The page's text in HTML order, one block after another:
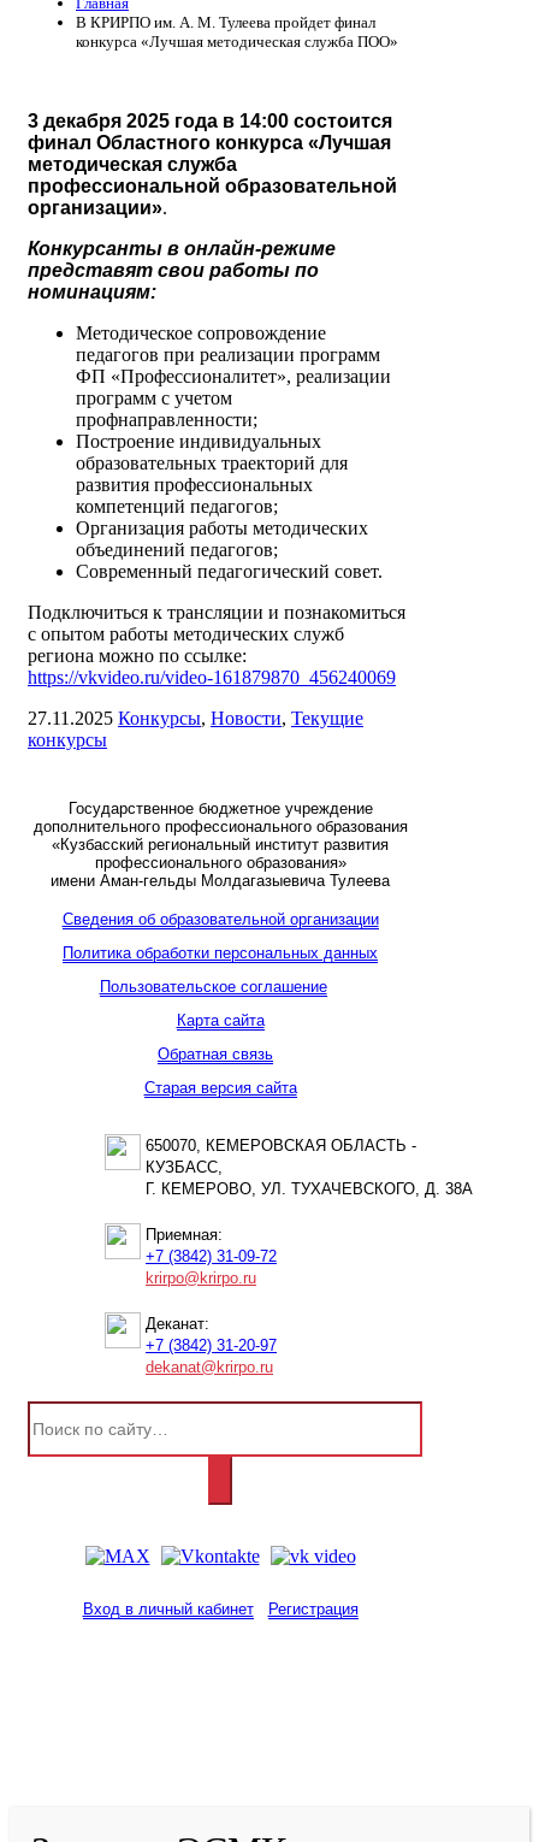
В КРИРПО им. А. М. Тулеева пройдет финал
конкурса «Лучшая методическая служба ПОО»
3 декабря 2025 года в 14:00 состоится
финал Областного конкурса «Лучшая
методическая служба
профессиональной образовательной
организации».
Конкурсанты в онлайн-режиме
представят свои работы по
номинациям:
Методическое сопровождение
педагогов при реализации программ
ФП «Профессионалитет», реализации
программ с учетом
профнаправленности;
Построение индивидуальных
образовательных траекторий для
развития профессиональных
компетенций педагогов;
Организация работы методических
объединений педагогов;
Современный педагогический совет.
Подключиться к трансляции и познакомиться
с опытом работы методических служб
региона можно по ссылке:
https://vkvideo.ru/video-161879870_456240069
27.11.2025 Конкурсы, Новости, Текущие
конкурсы
Государственное бюджетное учреждение
дополнительного профессионального образования
«Кузбасский региональный институт развития
профессионального образования»
имени Аман-гельды Молдагазыевича Тулеева
Сведения об образовательной организации
Политика обработки персональных данных
Пользовательское соглашение
Карта сайта
Обратная связь
Старая версия сайта
650070, КЕМЕРОВСКАЯ ОБЛАСТЬ -
КУЗБАСС,
Г. КЕМЕРОВО, УЛ. ТУХАЧЕВСКОГО, Д. 38А
Приемная:
+7 (3842) 31-09-72
krirpo@krirpo.ru
Деканат:
+7 (3842) 31-20-97
dekanat@krirpo.ru
Вход в личный кабинет Регистрация